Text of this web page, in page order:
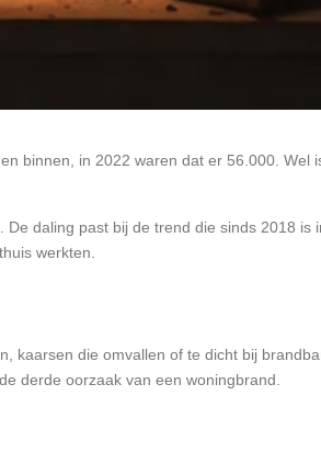
binnen, in 2022 waren dat er 56.000. Wel
daling past bij de trend die sinds 2018 is
werkten.
kaarsen die omvallen of te dicht bij
derde oorzaak van een woningbrand.